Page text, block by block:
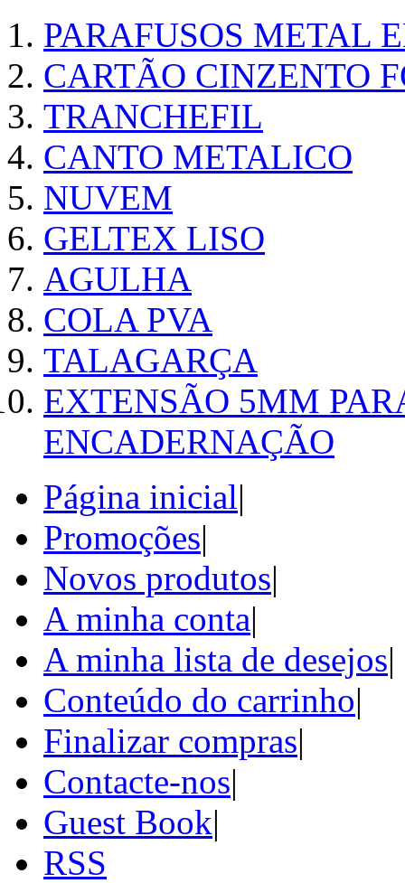
PARAFUSOS METAL
CARTÃO CINZENTO
TRANCHEFIL
CANTO METALICO
NUVEM
GELTEX LISO
AGULHA
COLA PVA
TALAGARÇA
EXTENSÃO 5MM
ENCADERNAÇÃO
Página inicial|
Promoções|
Novos produtos|
A minha conta|
A minha lista de desejos|
Conteúdo do carrinho|
Finalizar compras|
Contacte-nos|
Guest Book|
RSS